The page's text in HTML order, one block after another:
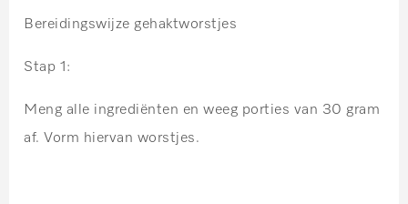
Bereidingswijze gehaktworstjes
Stap 1:
Meng alle ingrediënten en weeg porties van 30 gram
af. Vorm hiervan worstjes.